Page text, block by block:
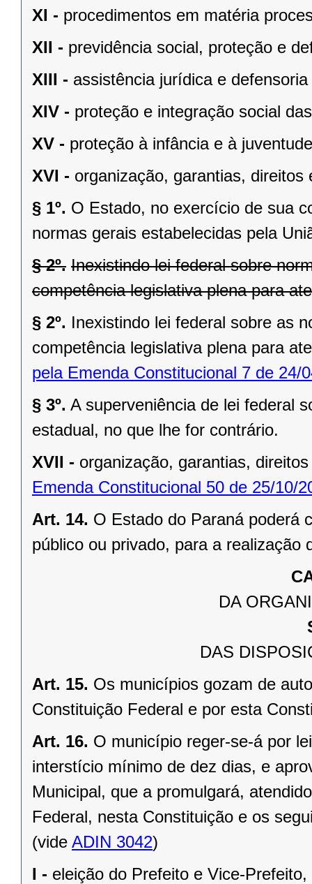
XI - procedimentos em matéria
XII - previdência social, proteção e
XIII - assistência jurídica e
XIV - proteção e integração social
XV - proteção à infância e à
XVI - organização, garantias,
§ 1º. O Estado, no exercício de sua
normas gerais estabelecidas pela
§ 2º. Inexistindo lei federal sobre
competência legislativa plena para
§ 2º. Inexistindo lei federal sobre as
competência legislativa plena para
pela Emenda Constitucional 7 de 24/
§ 3º. A superveniência de lei federal
estadual, no que lhe for contrário.
XVII - organização, garantias,
Emenda Constitucional 50 de 25/10/
Art. 14. O Estado do Paraná poderá
público ou privado, para a realização
DA
DAS
Art. 15. Os municípios gozam de
Constituição Federal e por esta
Art. 16. O município reger-se-á por
interstício mínimo de dez dias, e
Municipal, que a promulgará,
Federal, nesta Constituição e os
(vide ADIN 3042)
I - eleição do Prefeito e Vice-